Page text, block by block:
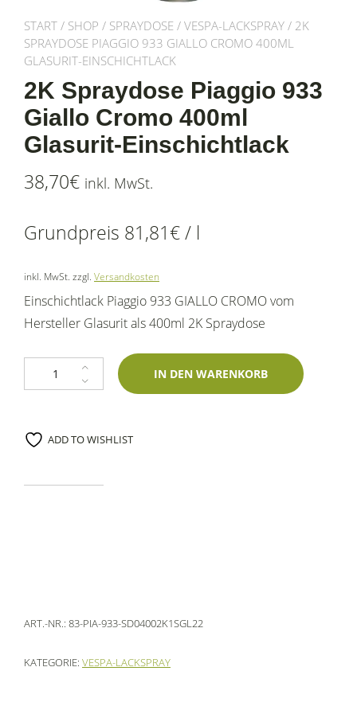
START / SHOP / SPRAYDOSE / VESPA-LACKSPRAY / 2K
SPRAYDOSE PIAGGIO 933 GIALLO CROMO 400ML
GLASURIT-EINSCHICHTLACK
2K Spraydose Piaggio 933
Giallo Cromo 400ml
Glasurit-Einschichtlack
38,70€ inkl. MwSt.
Grundpreis 81,81€/ l
inkl. MwSt. zzgl. Versandkosten
Einschichtlack Piaggio 933 GIALLO CROMO vom
Hersteller Glasurit als 400ml 2K Spraydose
2K Spraydose Piaggio 933 Giallo Cromo 400ml Glasurit-Einschichtlack
IN DEN WARENKORB
ADD TO WISHLIST
ART.-NR.: 83-PIA-933-SD04002K1SGL22
KATEGORIE: VESPA-LACKSPRAY